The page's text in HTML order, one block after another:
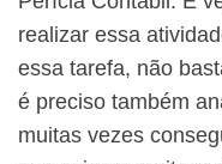
realizar essa
essa tarefa, não
é preciso também
muitas vezes